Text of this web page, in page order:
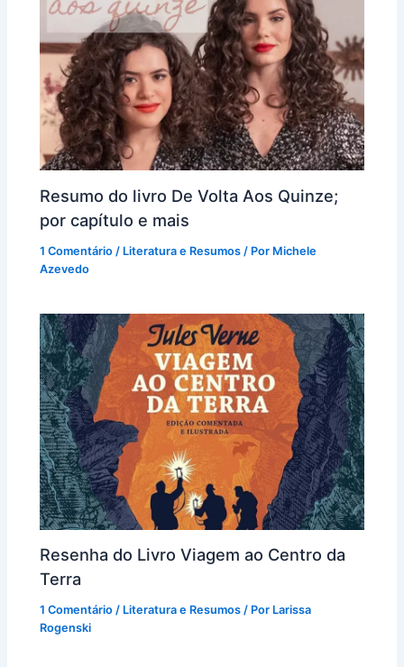
Resumo do livro De Volta Aos Quinze;
por capítulo e mais
1 Comentário / Literatura e Resumos / Por Michele
Azevedo
Resenha do Livro Viagem ao Centro da
Terra
1 Comentário / Literatura e Resumos / Por Larissa
Rogenski